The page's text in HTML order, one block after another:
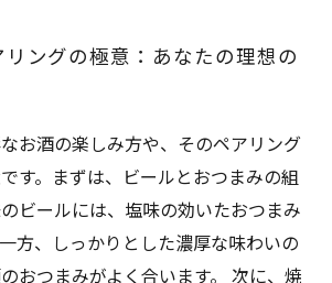
ングの極意：あなたの理想の
お酒の楽しみ方や、そのペアリング
す。まずは、ビールとおつまみの組
ビールには、塩味の効いたおつまみ
方、しっかりとした濃厚な味わいの
おつまみがよく合います。 次に、焼